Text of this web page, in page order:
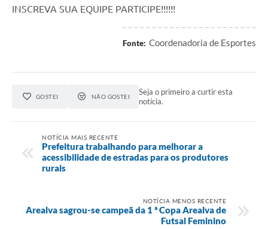
INSCREVA SUA EQUIPE PARTICIPE!!!!!!
Fonte: Coordenadoria de Esportes
GOSTEI NÃO GOSTEI
Seja o primeiro a curtir esta
notícia.
NOTÍCIA MAIS RECENTE
Prefeitura trabalhando para melhorar a
acessibilidade de estradas para os produtores
rurais
NOTÍCIA MENOS RECENTE
Arealva sagrou-se campeã da 1 ª Copa Arealva de
Futsal Feminino